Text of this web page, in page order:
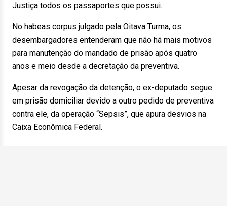
Justiça todos os passaportes que possui.
No habeas corpus julgado pela Oitava Turma, os
desembargadores entenderam que não há mais motivos
para manutenção do mandado de prisão após quatro
anos e meio desde a decretação da preventiva.
Apesar da revogação da detenção, o ex-deputado segue
em prisão domiciliar devido a outro pedido de preventiva
contra ele, da operação “Sepsis”, que apura desvios na
Caixa Econômica Federal.